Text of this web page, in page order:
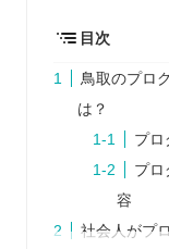
目次
鳥取のプロ
は？
プロ
プロ
容
社会人がプ